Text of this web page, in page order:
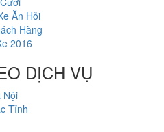
Ăn Hỏi
Hàng
2016
DỊCH VỤ
Nội
Tỉnh